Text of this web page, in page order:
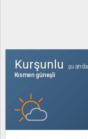
Kurşunlu
şu anda
Kısmen güneşli